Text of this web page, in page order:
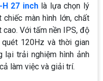
H 27 inchlà lựa chọn lý
màn hình lớn, chất
Với tấm nền IPS, độ
120Hz và thời gian
lại trải nghiệm hình ảnh
làm việc và giải trí.